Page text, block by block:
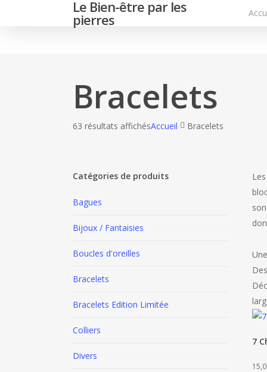
Le Bien-être par les
pierres
Bracelets
63 résultats affichésAccueil Bracelets
Catégories de produits
Bagues
Bijoux / Fantaisies
Boucles d'oreilles
Bracelets
Bracelets Edition Limitée
Colliers
Divers
7